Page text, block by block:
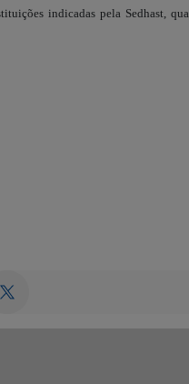
indicadas pela Sedhast,